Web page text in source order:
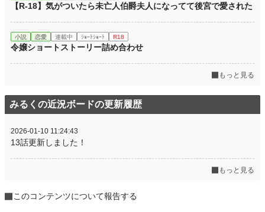
【R-18】気がついたら未亡人伯爵夫人になってて後宮で愛された
小説 恋愛 連載中 ｼｮｰﾄｼｮｰﾄ R18
令嬢ショートストーリー詰め合わせ
もっと見る
みるくの近況ボードの更新履歴
2026-01-10 11:24:43
13話更新しました！
もっと見る
このコンテンツについて報告する